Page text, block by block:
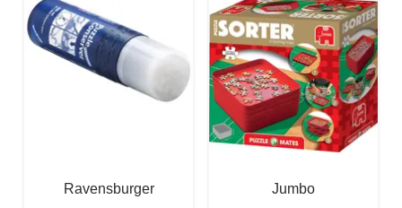
Ravensburger Jumbo